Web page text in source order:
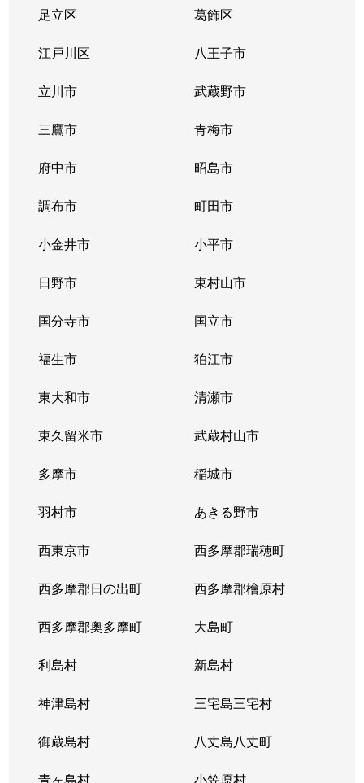
足立区 葛飾区
江戸川区 八王子市
立川市 武蔵野市
三鷹市 青梅市
府中市 昭島市
調布市 町田市
小金井市 小平市
日野市 東村山市
国分寺市 国立市
福生市 狛江市
東大和市 清瀬市
東久留米市 武蔵村山市
多摩市 稲城市
羽村市 あきる野市
西東京市 西多摩郡瑞穂町
西多摩郡日の出町 西多摩郡檜原村
西多摩郡奥多摩町 大島町
利島村 新島村
神津島村 三宅島三宅村
御蔵島村 八丈島八丈町
青ヶ島村 小笠原村